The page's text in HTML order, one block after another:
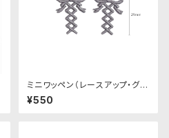
ミニワッペン（レースアップ・グレ
ー・２個セット）
¥550